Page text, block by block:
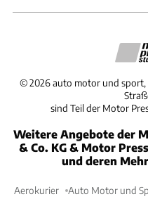
©2026 auto motor und
sind Teil der Motor
Weitere Angebote der
& Co. KG & Motor
und deren
Aerokurier Auto Motor und